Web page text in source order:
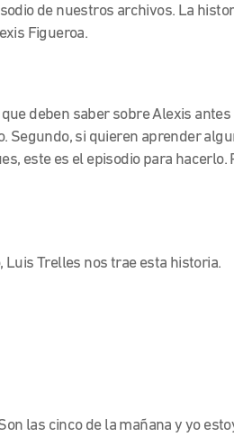
de nuestros archivos. La
Figueroa.
deben saber sobre Alexis
Segundo, si quieren aprender
este es el episodio para hacerlo.
Luis Trelles nos trae esta historia.
las cinco de la mañana y yo